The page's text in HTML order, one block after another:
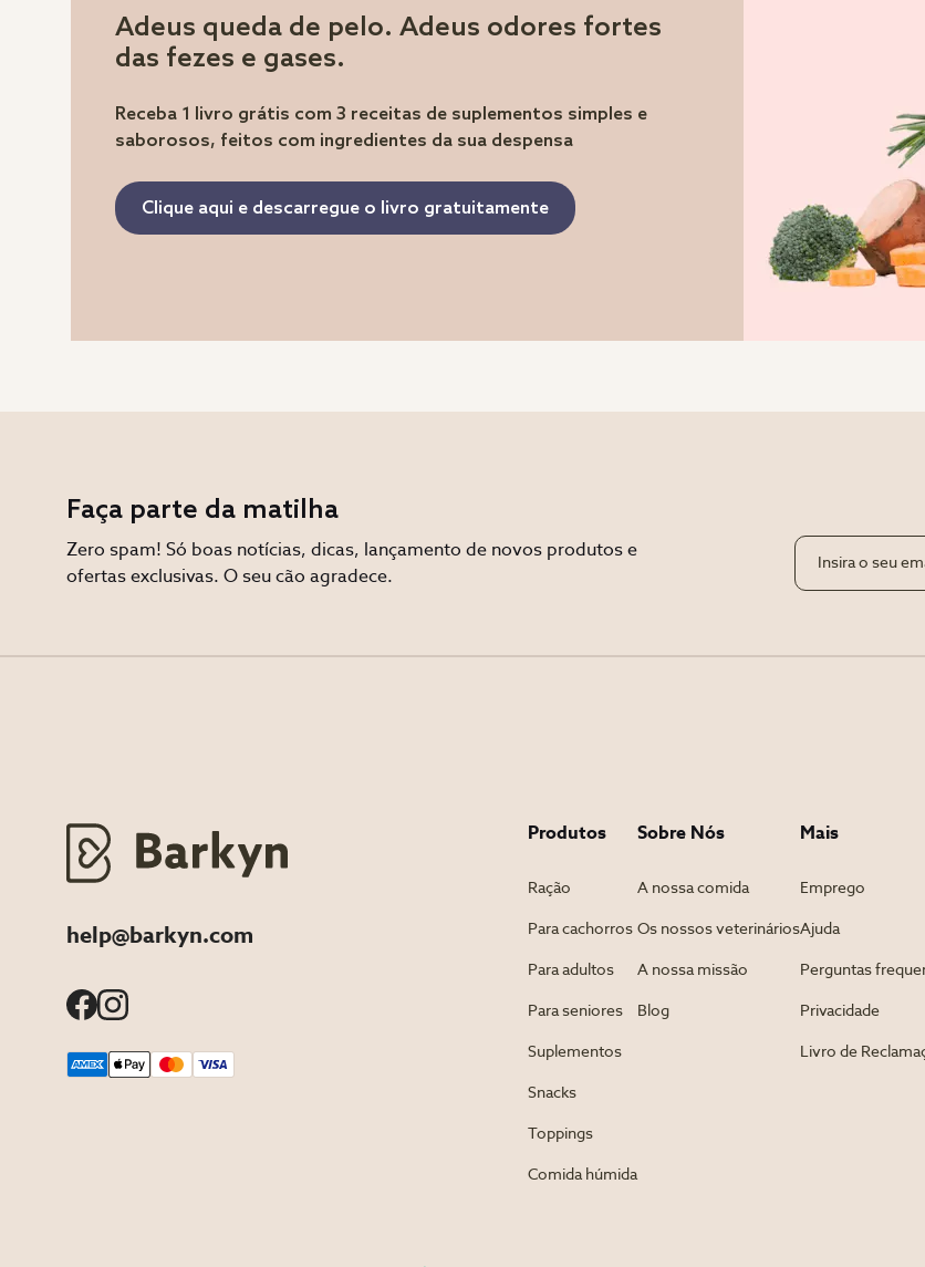
Adeus queda de pelo. Adeus odores fortes
das fezes e gases.
Receba 1 livro grátis com 3 receitas de suplementos simples e
saborosos, feitos com ingredientes da sua despensa
Clique aqui e descarregue o livro gratuitamente
Faça parte da matilha
Zero spam! Só boas notícias, dicas, lançamento de novos produtos e
ofertas exclusivas. O seu cão agradece.
help@barkyn.com
Produtos
Ração
Para cachorros
Para adultos
Para seniores
Suplementos
Snacks
Toppings
Comida húmida
Sobre Nós
A nossa comida
Os nossos veterinários
A nossa missão
Blog
Mais
Emprego
Ajuda
Perguntas
Privacidade
Livro de